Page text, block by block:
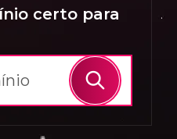
certo para